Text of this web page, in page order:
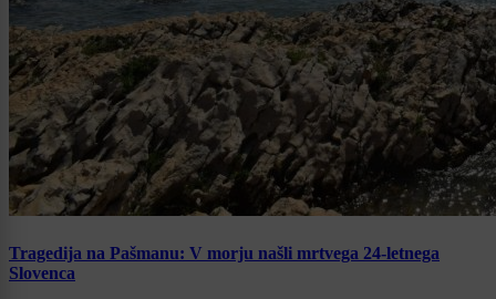
Tragedija na Pašmanu: V morju našli mrtvega 24-letnega
Slovenca